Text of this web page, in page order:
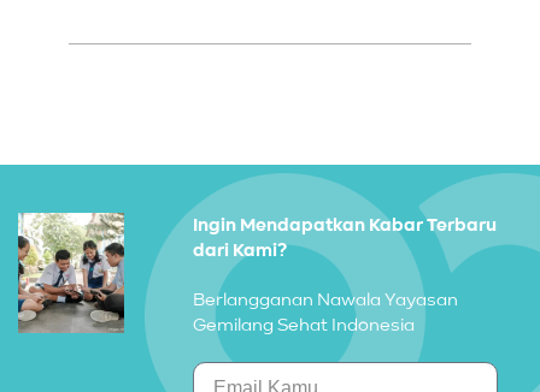
Ingin Mendapatkan Kabar Terbaru
dari Kami?
Berlangganan Nawala Yayasan
Gemilang Sehat Indonesia